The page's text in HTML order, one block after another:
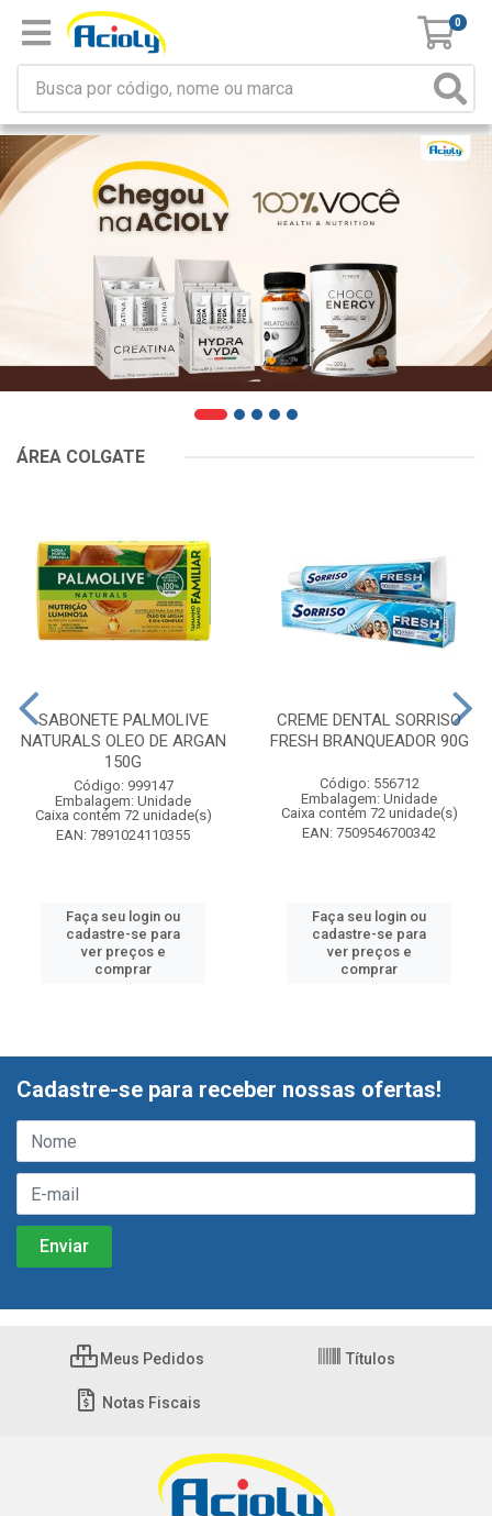
0
ÁREA COLGATE
SABONETE PALMOLIVE
NATURALS OLEO DE ARGAN
150G
Código: 999147
Embalagem: Unidade
Caixa contém 72 unidade(s)
EAN: 7891024110355
Faça seu login ou
cadastre-se para
ver preços e
comprar
CREME DENTAL SORRISO
FRESH BRANQUEADOR 90G
Código: 556712
Embalagem: Unidade
Caixa contém 72 unidade(s)
EAN: 7509546700342
Faça seu login ou
cadastre-se para
ver preços e
comprar
Cadastre-se para receber nossas ofertas!
Meus Pedidos Títulos
Notas Fiscais